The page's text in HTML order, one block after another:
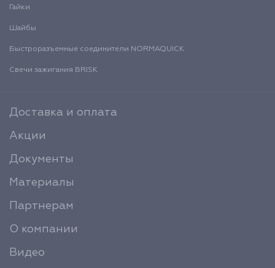
Гайки
Шайбы
Быстроразъемные соединители NORMAQUICK
Свечи зажигания BRISK
Доставка и оплата
Акции
Документы
Материалы
Партнерам
О компании
Видео